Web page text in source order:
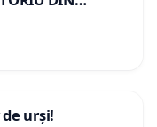
urși!